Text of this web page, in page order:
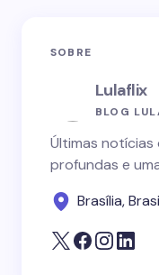
SOBRE
Lulaflix
BLOG
Últimas
profundas e
Brasília,